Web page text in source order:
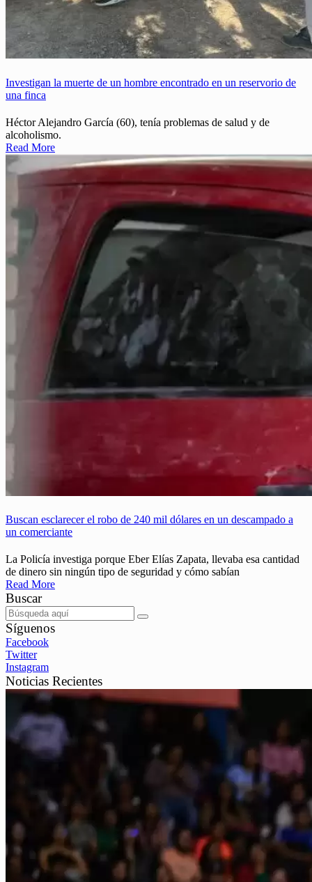
Investigan la muerte de un hombre encontrado en un reservorio de
una finca
Héctor Alejandro García (60), tenía problemas de salud y de
alcoholismo.
Read More
Buscan esclarecer el robo de 240 mil dólares en un descampado a
un comerciante
La Policía investiga porque Eber Elías Zapata, llevaba esa cantidad
de dinero sin ningún tipo de seguridad y cómo sabían
Read More
Buscar
Síguenos
Facebook
Twitter
Instagram
Noticias Recientes